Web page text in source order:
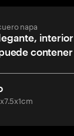
napa
interior
contener